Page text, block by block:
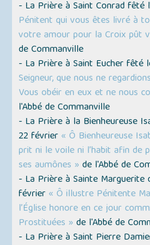
- La Prière à Saint Conrad fêté
Pénitent qui vous êtes livré à
votre amour pour la Croix pût
de Commanville
- La Prière à Saint Eucher fêté
Seigneur, que nous ne
Vous obéir en eux et ne nous
l'Abbé de Commanville
- La Prière à la Bienheureuse
22 février « Ô Bienheureuse
prit ni le voile ni l’habit afin de
ses aumônes » de l'Abbé de
- La Prière à Sainte
février « Ô illustre Pénitente
l’Église honore en ce jour
Prostituées » de l'Abbé de
- La Prière à Saint Pierre